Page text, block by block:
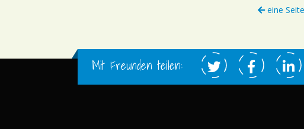
eine
Mit Freunden teilen: